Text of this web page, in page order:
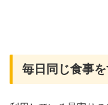
毎日同じ食事